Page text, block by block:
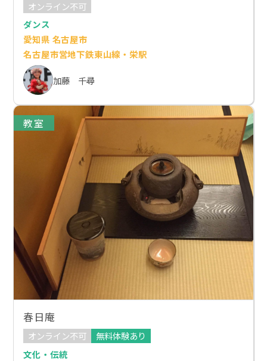
オンライン不可
ダンス
愛知県 名古屋市
名古屋市営地下鉄東山線・栄駅
加藤 千尋
教室
春日庵
オンライン不可
無料体験あり
文化・伝統